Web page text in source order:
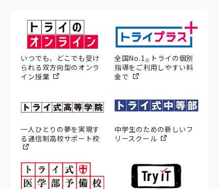
いつでも、どこでも受け
られる双方向型のオンラ
イン授業
全国No.1※ トライの個別
指導をご利用しやすい料
金で
一人ひとりの夢を実現す
る通信制高校サポート校
中学生のための新しいフ
リースクール